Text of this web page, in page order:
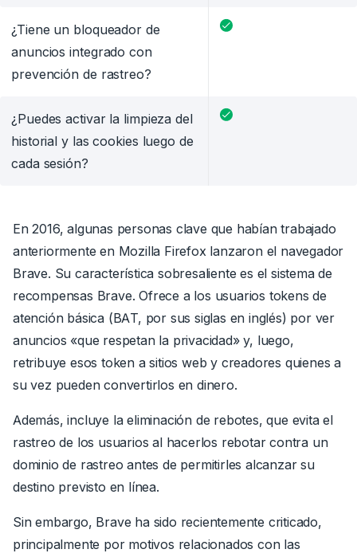
¿Tiene un bloqueador de
anuncios integrado con
prevención de rastreo?
¿Puedes activar la limpieza del
historial y las cookies luego de
cada sesión?
En 2016, algunas personas clave que habían trabajado
anteriormente en Mozilla Firefox lanzaron el navegador
Brave. Su característica sobresaliente es el sistema de
recompensas Brave. Ofrece a los usuarios tokens de
atención básica (BAT, por sus siglas en inglés) por ver
anuncios «que respetan la privacidad» y, luego,
retribuye esos token a sitios web y creadores quienes a
su vez pueden convertirlos en dinero.
Además, incluye la eliminación de rebotes, que evita el
rastreo de los usuarios al hacerlos rebotar contra un
dominio de rastreo antes de permitirles alcanzar su
destino previsto en línea.
Sin embargo, Brave ha sido recientemente criticado,
principalmente por motivos relacionados con las